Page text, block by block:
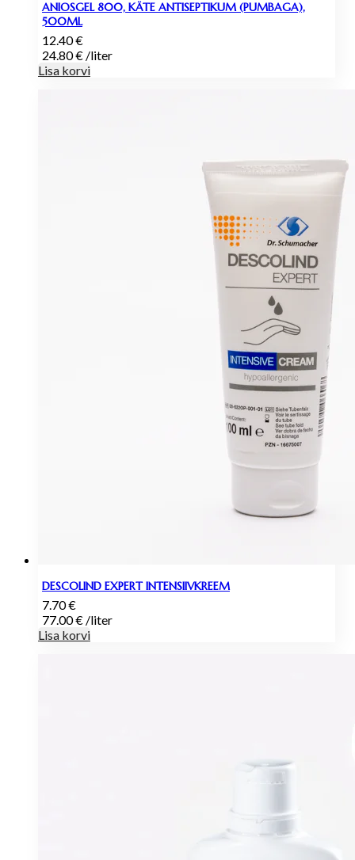
ANIOSGEL 800, KÄTE ANTISEPTIKUM (PUMBAGA),
500ML
12.40€
24.80€ /liter
Lisa korvi
DESCOLIND EXPERT INTENSIIVKREEM
7.70€
77.00€ /liter
Lisa korvi